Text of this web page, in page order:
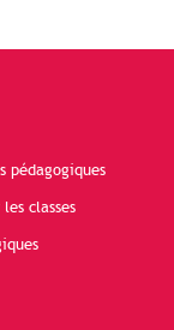
pédagogiques
classes